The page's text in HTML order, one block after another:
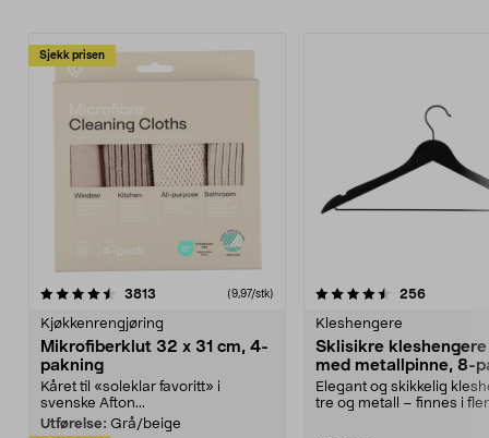
Sjekk prisen
3813 anmeldelser(9,97/stk)
Kjøkkenrengjøring
Mikrofiberklut 32 x 31 cm, 4-
pakning
Kåret til «soleklar favoritt» i
svenske Afton...
Utførelse: Grå/beige
4.5av 5 stjerner 256
Kleshengere
Sklisikre
med metallpinne, 8-
Elegant og skikkelig
tre og metall – finnes i
4.5av 5 stjerner